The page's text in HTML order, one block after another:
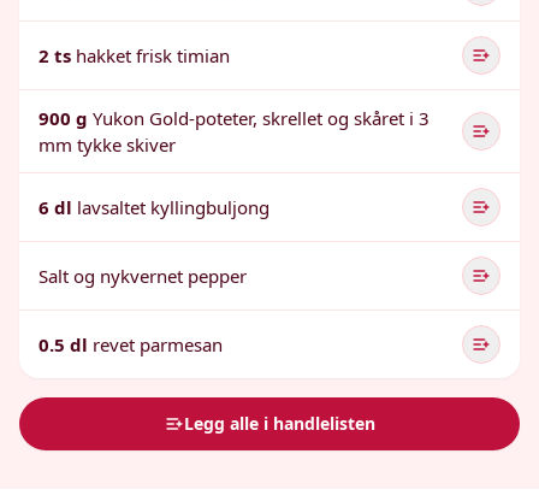
2 ts hakket frisk timian
900 g Yukon Gold-poteter, skrellet og skåret i 3
mm tykke skiver
6 dl lavsaltet kyllingbuljong
Salt og nykvernet pepper
0.5 dl revet parmesan
Legg alle i handlelisten